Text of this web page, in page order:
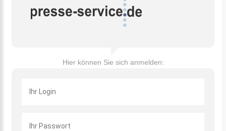
Hier können Sie sich anmelden: